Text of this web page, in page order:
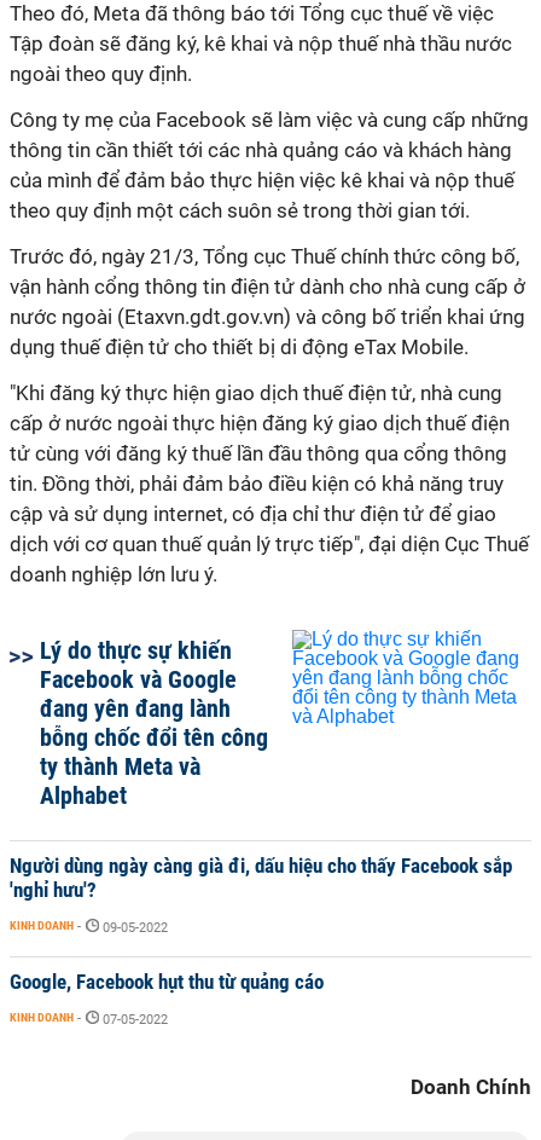
Theo đó, Meta đã thông báo tới Tổng cục thuế về việc
Tập đoàn sẽ đăng ký, kê khai và nộp thuế nhà thầu nước
ngoài theo quy định.
Công ty mẹ của Facebook sẽ làm việc và cung cấp những
thông tin cần thiết tới các nhà quảng cáo và khách hàng
của mình để đảm bảo thực hiện việc kê khai và nộp thuế
theo quy định một cách suôn sẻ trong thời gian tới.
Trước đó, ngày 21/3, Tổng cục Thuế chính thức công bố,
vận hành cổng thông tin điện tử dành cho nhà cung cấp ở
nước ngoài (Etaxvn.gdt.gov.vn) và công bố triển khai ứng
dụng thuế điện tử cho thiết bị di động eTax Mobile.
"Khi đăng ký thực hiện giao dịch thuế điện tử, nhà cung
cấp ở nước ngoài thực hiện đăng ký giao dịch thuế điện
tử cùng với đăng ký thuế lần đầu thông qua cổng thông
tin. Đồng thời, phải đảm bảo điều kiện có khả năng truy
cập và sử dụng internet, có địa chỉ thư điện tử để giao
dịch với cơ quan thuế quản lý trực tiếp", đại diện Cục Thuế
doanh nghiệp lớn lưu ý.
Lý do thực sự khiến
Facebook và Google
đang yên đang lành
bỗng chốc đổi tên công
ty thành Meta và
Alphabet
Người dùng ngày càng già đi, dấu hiệu cho thấy Facebook sắp
'nghỉ hưu'?
KINH DOANH - 09-05-2022
Google, Facebook hụt thu từ quảng cáo
KINH DOANH - 07-05-2022
Doanh Chính